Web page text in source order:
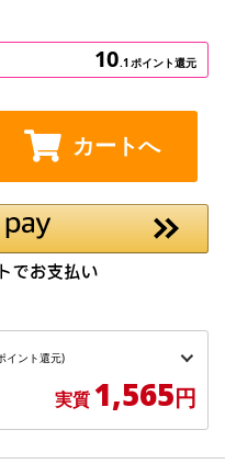
10.1ポイント還元
カートへ
イント還元)
実質 1,565円